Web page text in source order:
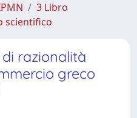
3 Libro
scientifico
razionalità
greco